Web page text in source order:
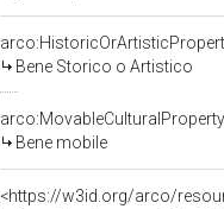
Bene Storico o Artistico
arco:MovableCulturalProperty
Bene mobile
<https://w3id.org/arco/